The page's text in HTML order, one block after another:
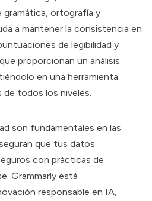
gramática, ortografía y
a mantener la consistencia en
de legibilidad y
proporcionan un análisis
en una herramienta
todos los niveles.
son fundamentales en las
que tus datos
con prácticas de
Grammarly está
responsable en IA,